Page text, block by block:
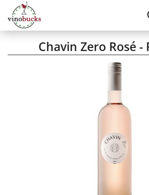
Chavin Zero Rosé -